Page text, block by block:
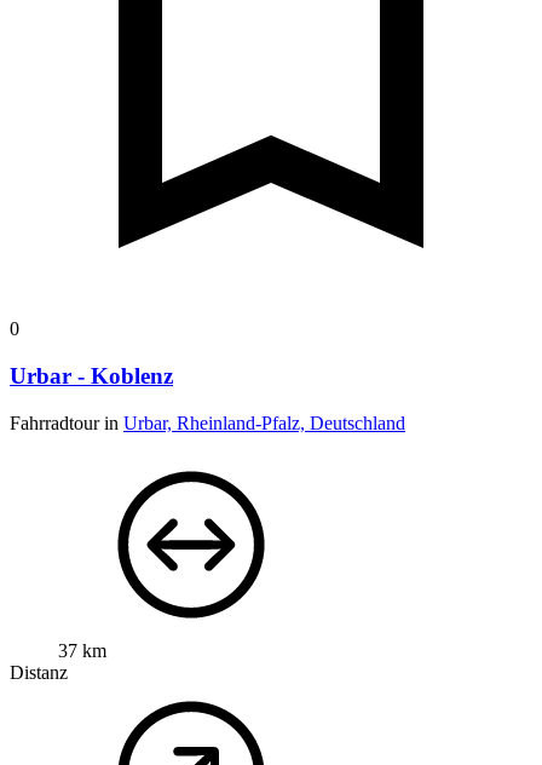
0
Urbar - Koblenz
Fahrradtour in Urbar, Rheinland-Pfalz, Deutschland
37 km
Distanz